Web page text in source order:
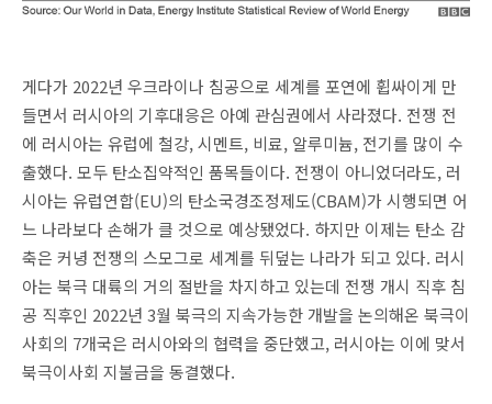
게다가 2022년 우크라이나 침공으로 세계를 포연에 휩싸이게 만
들면서 러시아의 기후대응은 아예 관심권에서 사라졌다. 전쟁 전
에 러시아는 유럽에 철강, 시멘트, 비료, 알루미늄, 전기를 많이 수
출했다. 모두 탄소집약적인 품목들이다. 전쟁이 아니었더라도, 러
시아는 유럽연합(EU)의 탄소국경조정제도(CBAM)가 시행되면 어
느 나라보다 손해가 클 것으로 예상됐었다. 하지만 이제는 탄소 감
축은 커녕 전쟁의 스모그로 세계를 뒤덮는 나라가 되고 있다. 러시
아는 북극 대륙의 거의 절반을 차지하고 있는데 전쟁 개시 직후 침
공 직후인 2022년 3월 북극의 지속가능한 개발을 논의해온 북극이
사회의 7개국은 러시아와의 협력을 중단했고, 러시아는 이에 맞서
북극이사회 지불금을 동결했다.